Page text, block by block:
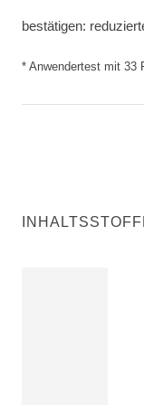
bestätigen:
* Anwendertest mit 33